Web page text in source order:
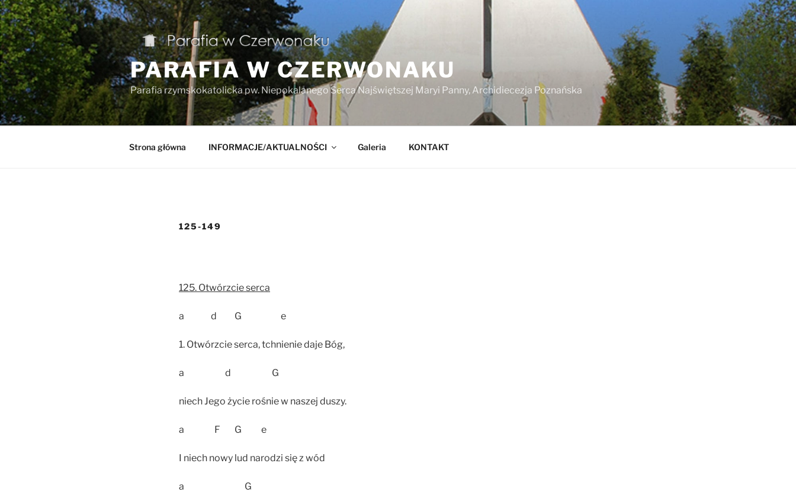
Przejdź
do
treści
PARAFIA W CZERWONAKU
Parafia rzymskokatolicka pw. Niepokalanego Serca Najświętszej Maryi Panny, Archidiecezja Poznańska
Strona główna INFORMACJE/AKTUALNOŚCI Galeria KONTAKT
125-149
125. Otwórzcie serca
a d G e
1. Otwórzcie serca, tchnienie daje Bóg,
a d G
niech Jego życie rośnie w naszej duszy.
a F G e
I niech nowy lud narodzi się z wód
a G